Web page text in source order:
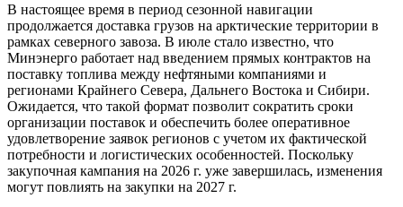
В настоящее время в период сезонной навигации
продолжается доставка грузов на арктические территории в
рамках северного завоза. В июле стало известно, что
Минэнерго работает над введением прямых контрактов на
поставку топлива между нефтяными компаниями и
регионами Крайнего Севера, Дальнего Востока и Сибири.
Ожидается, что такой формат позволит сократить сроки
организации поставок и обеспечить более оперативное
удовлетворение заявок регионов с учетом их фактической
потребности и логистических особенностей. Поскольку
закупочная кампания на 2026 г. уже завершилась, изменения
могут повлиять на закупки на 2027 г.